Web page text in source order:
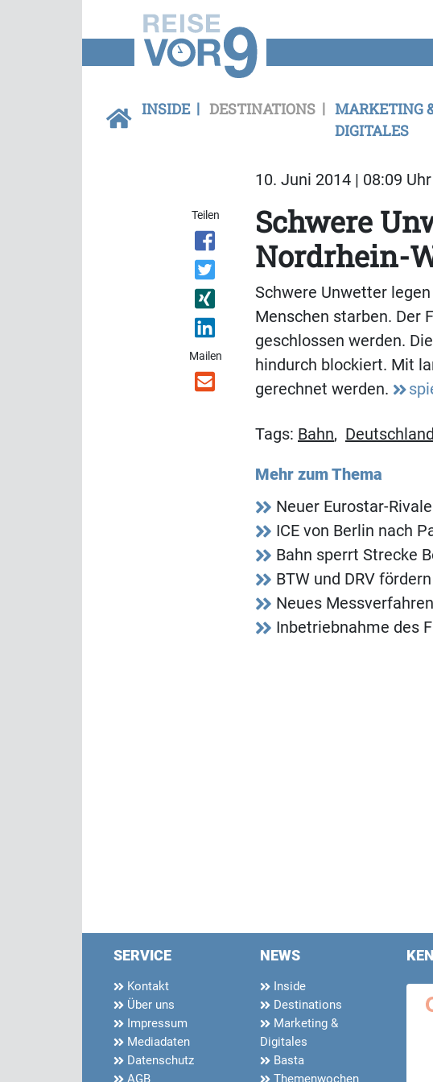
INSIDE DESTINATIONS
MARKETING
DIGITALES
10. Juni 2014 | 08:09 Uhr
Teilen
Mailen
Schwere
Nordrhein-
Schwere Unwetter
Menschen starben. Der
geschlossen werden.
hindurch blockiert. Mit
gerechnet werden.
Tags: Bahn, Deutschland
Mehr zum Thema
Neuer Eurostar-
ICE von Berlin nach
Bahn sperrt Strecke
BTW und DRV
Neues
Inbetriebnahme des
SERVICE
Kontakt
Über uns
Impressum
Mediadaten
Datenschutz
AGB
NEWS
Inside
Destinations
Marketing &
Digitales
Basta
Themenwochen